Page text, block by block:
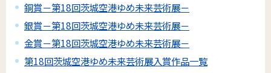
銅賞－第18回茨城空港ゆめ未来芸術展－
銀賞－第18回茨城空港ゆめ未来芸術展－
金賞－第18回茨城空港ゆめ未来芸術展－
第18回茨城空港ゆめ未来芸術展入賞作品一覧